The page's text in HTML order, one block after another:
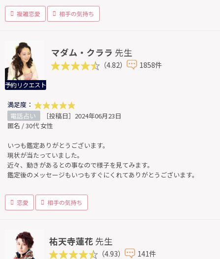
複雑恋愛 相手の気持ち
予約リクエスト
マダム・クララ 先生
（4.82） 1858件
満足度：
電話占い
［投稿日］2024年06月23日
匿名 / 30代 女性
いつも鑑定ありがとうございます。
現状が当たっていました。
近々、動きがあるとの事なので様子を見てみます。
鑑定後のメッセージもいつもすぐにくれてありがとうございます。
恋愛 相手の気持ち
祐天寺蓮花 先生
（4.93） 141件